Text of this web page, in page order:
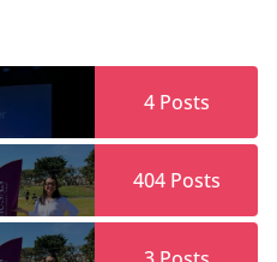
4Posts
404Posts